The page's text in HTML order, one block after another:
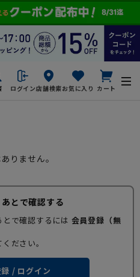
ログイン店舗検索お気に入り カート
りません。
とで確認する
で確認するには 会員登録（無
ださい。
/ ログイン